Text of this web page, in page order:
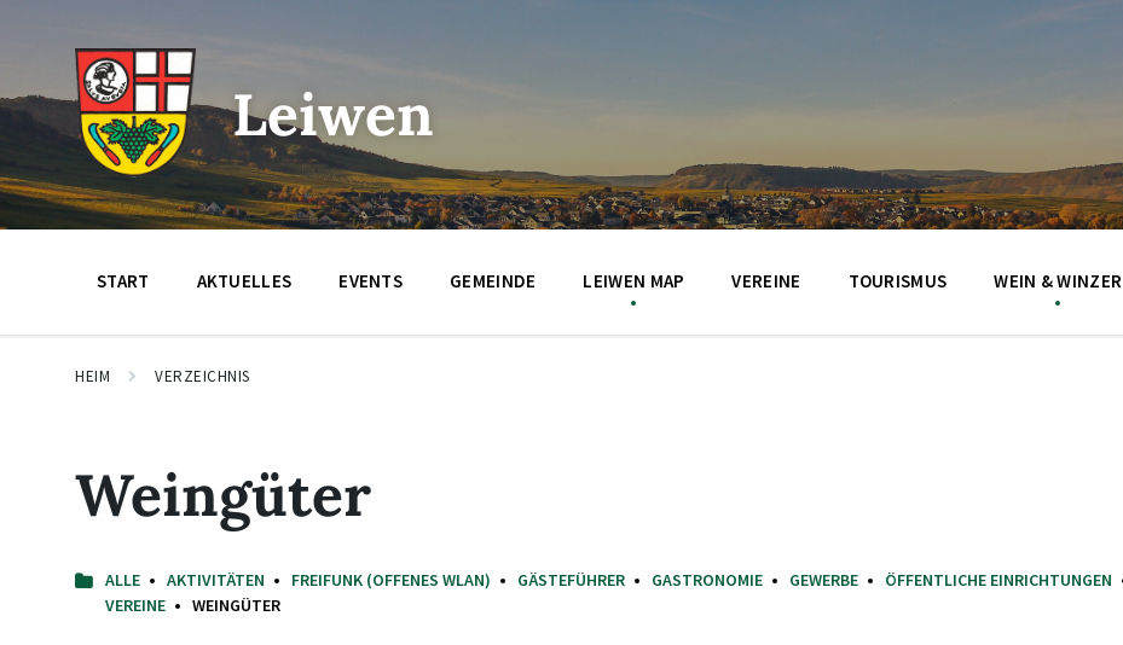
Leiwen
START AKTUELLES EVENTS GEMEINDE LEIWEN MAP VEREINE TOURISMUS WEIN & WINZER
HEIM VERZEICHNIS
Weingüter
ALLE AKTIVITÄTEN FREIFUNK (OFFENES WLAN) GÄSTEFÜHRER GASTRONOMIE GEWERBE ÖFFENTLICHE EINRICHTUNGEN
VEREINE
WEINGÜTER